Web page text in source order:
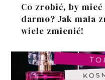
Co zrobić, by
darmo? Jak mała
wiele zmienić!